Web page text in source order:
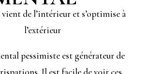
de l’intérieur et s’optimise à
l’extérieur
pessimiste est générateur de